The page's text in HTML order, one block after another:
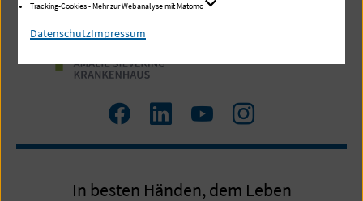
Zum
Facebook
Zum
LinkedIn
Zum
YouTube
Zum
Instagram
In besten Händen, dem Leben
Tracking-Cookies - Mehr zur Webanalyse mit Matomo
DatenschutzImpressum